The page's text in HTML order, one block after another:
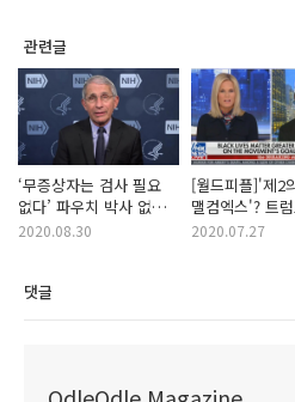
관련글
‘무증상자는 검사 필요
없다’ 파우치 박사 없을
때 ‘도둑지침’ 내린 미
2020.08.30
[월드피플]'제2
맬컴엑스'? 트
'반역자'라 부른
2020.07.27
댓글